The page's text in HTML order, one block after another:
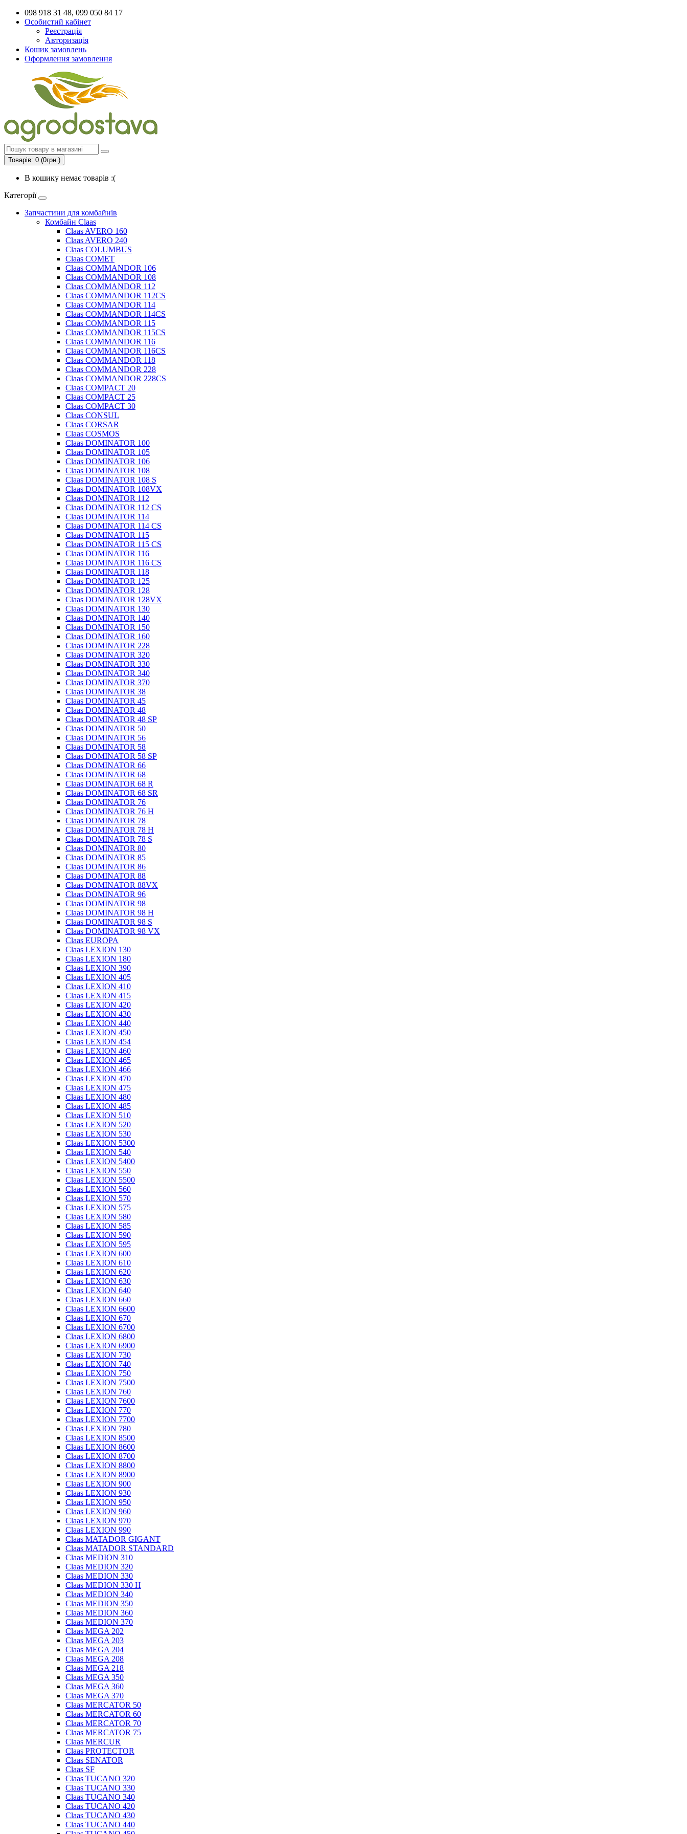
098 918 31 48, 099 050 84 17
Особистий кабінет
Реєстрація
Авторизація
Кошик замовлень
Оформлення замовлення
Товарів: 0 (0грн.)
В кошику немає товарів :(
Категорії
Запчастини для комбайнів
Комбайн Claas
Claas AVERO 160
Claas AVERO 240
Claas COLUMBUS
Claas COMET
Claas COMMANDOR 106
Claas COMMANDOR 108
Claas COMMANDOR 112
Claas COMMANDOR 112CS
Claas COMMANDOR 114
Claas COMMANDOR 114CS
Claas COMMANDOR 115
Claas COMMANDOR 115CS
Claas COMMANDOR 116
Claas COMMANDOR 116CS
Claas COMMANDOR 118
Claas COMMANDOR 228
Claas COMMANDOR 228CS
Claas COMPACT 20
Claas COMPACT 25
Claas COMPACT 30
Claas CONSUL
Claas CORSAR
Claas COSMOS
Claas DOMINATOR 100
Claas DOMINATOR 105
Claas DOMINATOR 106
Claas DOMINATOR 108
Claas DOMINATOR 108 S
Claas DOMINATOR 108VX
Claas DOMINATOR 112
Claas DOMINATOR 112 CS
Claas DOMINATOR 114
Claas DOMINATOR 114 CS
Claas DOMINATOR 115
Claas DOMINATOR 115 CS
Claas DOMINATOR 116
Claas DOMINATOR 116 CS
Claas DOMINATOR 118
Claas DOMINATOR 125
Claas DOMINATOR 128
Claas DOMINATOR 128VX
Claas DOMINATOR 130
Claas DOMINATOR 140
Claas DOMINATOR 150
Claas DOMINATOR 160
Claas DOMINATOR 228
Claas DOMINATOR 320
Claas DOMINATOR 330
Claas DOMINATOR 340
Claas DOMINATOR 370
Claas DOMINATOR 38
Claas DOMINATOR 45
Claas DOMINATOR 48
Claas DOMINATOR 48 SP
Claas DOMINATOR 50
Claas DOMINATOR 56
Claas DOMINATOR 58
Claas DOMINATOR 58 SP
Claas DOMINATOR 66
Claas DOMINATOR 68
Claas DOMINATOR 68 R
Claas DOMINATOR 68 SR
Claas DOMINATOR 76
Claas DOMINATOR 76 H
Claas DOMINATOR 78
Claas DOMINATOR 78 H
Claas DOMINATOR 78 S
Claas DOMINATOR 80
Claas DOMINATOR 85
Claas DOMINATOR 86
Claas DOMINATOR 88
Claas DOMINATOR 88VX
Claas DOMINATOR 96
Claas DOMINATOR 98
Claas DOMINATOR 98 H
Claas DOMINATOR 98 S
Claas DOMINATOR 98 VX
Claas EUROPA
Claas LEXION 130
Claas LEXION 180
Claas LEXION 390
Claas LEXION 405
Claas LEXION 410
Claas LEXION 415
Claas LEXION 420
Claas LEXION 430
Claas LEXION 440
Claas LEXION 450
Claas LEXION 454
Claas LEXION 460
Claas LEXION 465
Claas LEXION 466
Claas LEXION 470
Claas LEXION 475
Claas LEXION 480
Claas LEXION 485
Claas LEXION 510
Claas LEXION 520
Claas LEXION 530
Claas LEXION 5300
Claas LEXION 540
Claas LEXION 5400
Claas LEXION 550
Claas LEXION 5500
Claas LEXION 560
Claas LEXION 570
Claas LEXION 575
Claas LEXION 580
Claas LEXION 585
Claas LEXION 590
Claas LEXION 595
Claas LEXION 600
Claas LEXION 610
Claas LEXION 620
Claas LEXION 630
Claas LEXION 640
Claas LEXION 660
Claas LEXION 6600
Claas LEXION 670
Claas LEXION 6700
Claas LEXION 6800
Claas LEXION 6900
Claas LEXION 730
Claas LEXION 740
Claas LEXION 750
Claas LEXION 7500
Claas LEXION 760
Claas LEXION 7600
Claas LEXION 770
Claas LEXION 7700
Claas LEXION 780
Claas LEXION 8500
Claas LEXION 8600
Claas LEXION 8700
Claas LEXION 8800
Claas LEXION 8900
Claas LEXION 900
Claas LEXION 930
Claas LEXION 950
Claas LEXION 960
Claas LEXION 970
Claas LEXION 990
Claas MATADOR GIGANT
Claas MATADOR STANDARD
Claas MEDION 310
Claas MEDION 320
Claas MEDION 330
Claas MEDION 330 H
Claas MEDION 340
Claas MEDION 350
Claas MEDION 360
Claas MEDION 370
Claas MEGA 202
Claas MEGA 203
Claas MEGA 204
Claas MEGA 208
Claas MEGA 218
Claas MEGA 350
Claas MEGA 360
Claas MEGA 370
Claas MERCATOR 50
Claas MERCATOR 60
Claas MERCATOR 70
Claas MERCATOR 75
Claas MERCUR
Claas PROTECTOR
Claas SENATOR
Claas SF
Claas TUCANO 320
Claas TUCANO 330
Claas TUCANO 340
Claas TUCANO 420
Claas TUCANO 430
Claas TUCANO 440